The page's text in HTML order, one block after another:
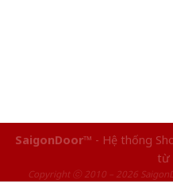
SaigonDoor™ - Hệ thống
từ
Copyright ⓒ 2010 – 2026